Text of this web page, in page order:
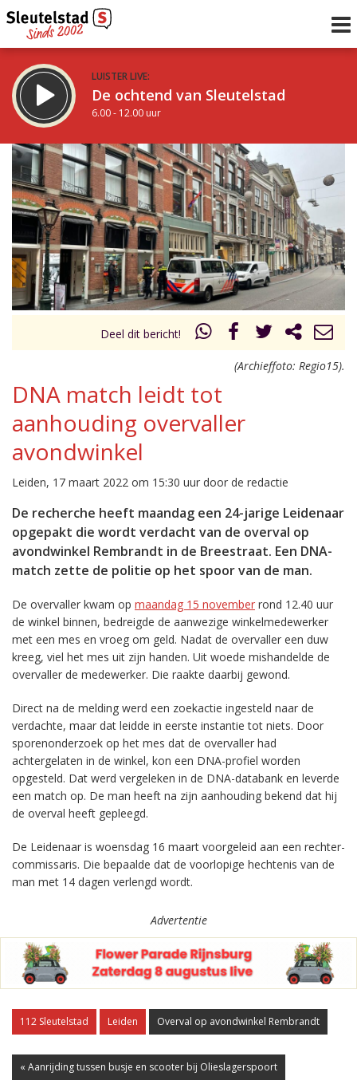
LUISTER LIVE:
De ochtend van Sleutelstad
6.00 - 12.00 uur
STRAKS:
De middag van Sleutelstad
12.00 - 18.00 uur
Vorig uur
uur 1 van 0 Volgend uur
Inklappen
Deel dit bericht!
(Archieffoto: Regio15).
DNA match leidt tot
aanhouding overvaller
avondwinkel
Leiden, 17 maart 2022 om 15:30 uur door de redactie
De recherche heeft maandag een 24-jarige Leidenaar
opgepakt die wordt verdacht van de overval op
avondwinkel Rembrandt in de Breestraat. Een DNA-
match zette de politie op het spoor van de man.
De overvaller kwam op maandag 15 november rond 12.40 uur
de winkel binnen, bedreigde de aanwezige winkelmedewerker
met een mes en vroeg om geld. Nadat de overvaller een duw
kreeg, viel het mes uit zijn handen. Uit woede mishandelde de
overvaller de medewerker. Die raakte daarbij gewond.
Direct na de melding werd een zoekactie ingesteld naar de
verdachte, maar dat leidde in eerste instantie tot niets. Door
sporenonderzoek op het mes dat de overvaller had
achtergelaten in de winkel, kon een DNA-profiel worden
opgesteld. Dat werd vergeleken in de DNA-databank en leverde
een match op. De man heeft na zijn aanhouding bekend dat hij
de overval heeft gepleegd.
De Leidenaar is woensdag 16 maart voorgeleid aan een rechter-
commissaris. Die bepaalde dat de voorlopige hechtenis van de
man met 14 dagen verlengd wordt.
Advertentie
112 Sleutelstad Leiden Overval op avondwinkel Rembrandt
« Aanrijding tussen busje en scooter bij Olieslagerspoort